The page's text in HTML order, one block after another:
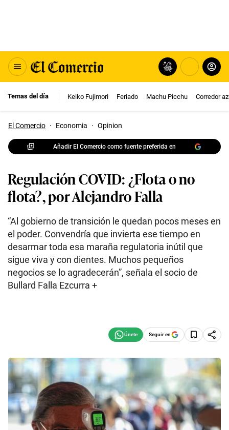
Temas del día Keiko Fujimori Feriado Machu Picchu Corredor
El Comercio · Economia · Opinion
Añadir El Comercio como fuente preferida en
Regulación COVID: ¿Flota o no
flota?, por Alejandro Falla
“Al gobierno de transición le quedan pocos meses en
el poder. Convendría que invierta ese tiempo en
desarmar toda esa maraña regulatoria inútil que
sigue viva y con dientes. Muchos pequeños
negocios se lo agradecerán”, señala el socio de
Bullard Falla Ezcurra +
Seguir en